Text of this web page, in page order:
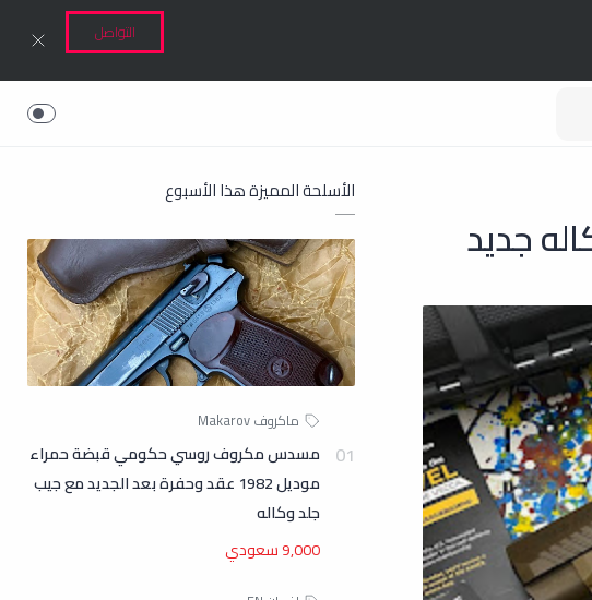
التواصل
الأسلحة المميزة هذا الأسبوع
مسدس مكروف روسي حكومي قبضة حمراء
موديل 1982 عقد وحفرة بعد الجديد مع جيب
جلد وكاله
9,000 سعودي